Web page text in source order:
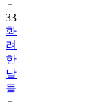
33
화
려
한
날
들